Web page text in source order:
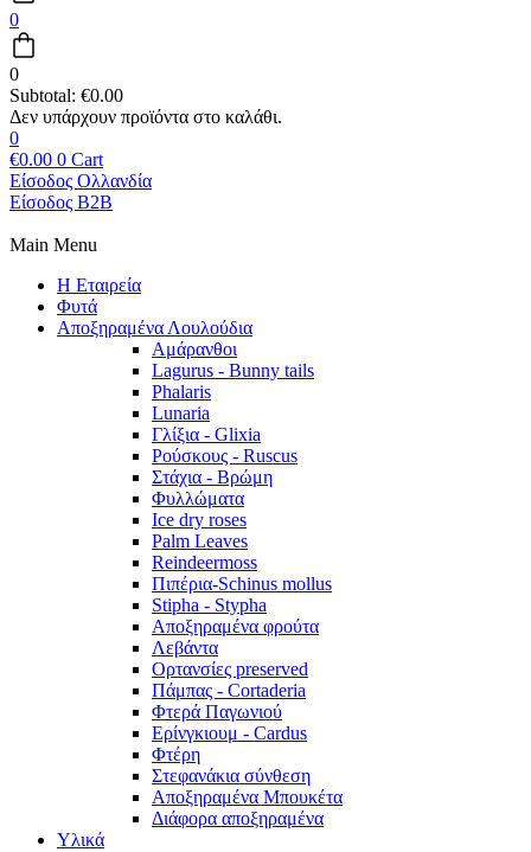
0
0
Subtotal: €0.00
0
€0.00 0 Cart
Είσοδος Ολλανδία
Είσοδος B2B
Main Menu
Η Εταιρεία
Φυτά
Αποξηραμένα Λουλούδια
Αμάρανθοι
Lagurus - Bunny tails
Phalaris
Lunaria
Γλίξια - Glixia
Ρούσκους - Ruscus
Στάχια - Βρώμη
Φυλλώματα
Ice dry roses
Palm Leaves
Reindeermoss
Πιπέρια-Schinus mollus
Stipha - Stypha
Αποξηραμένα φρούτα
Λεβάντα
Ορτανσίες preserved
Πάμπας - Cortaderia
Φτερά Παγωνιού
Ερίνγκιουμ - Cardus
Φτέρη
Στεφανάκια σύνθεση
Αποξηραμένα Μπουκέτα
Διάφορα αποξηραμένα
Υλικά